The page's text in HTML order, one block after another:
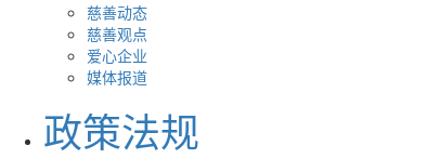
慈善动态
慈善观点
爱心企业
媒体报道
政策法规